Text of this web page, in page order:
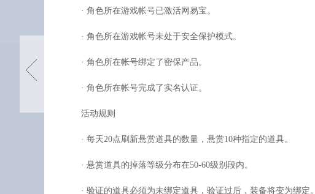
益助学计划
上一篇
· 角色所在游戏帐号已激活网易宝。
· 角色所在游戏帐号未处于安全保护模式。
· 角色所在帐号绑定了密保产品。
· 角色所在帐号完成了实名认证。
活动规则
· 每天20点刷新悬赏道具的数量，悬赏10种指定的道具。
· 悬赏道具的掉落等级分布在50-60级别段内。
· 验证的道具必须为未绑定道具，验证过后，装备将变为绑定。